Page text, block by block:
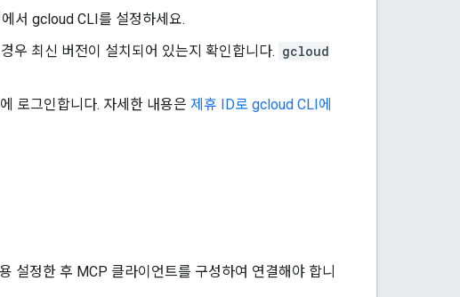
서 gcloud CLI를 설정하세요.
우 최신 버전이 설치되어 있는지 확인합니다. gcloud
로그인합니다. 자세한 내용은 제휴 ID로 gcloud CLI에
설정한 후 MCP 클라이언트를 구성하여 연결해야 합니